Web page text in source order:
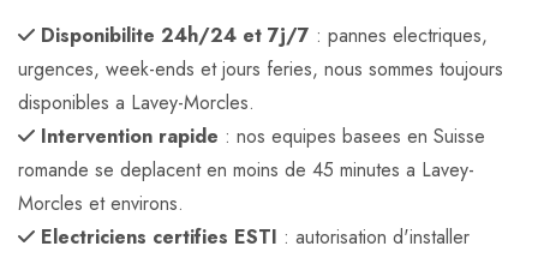
Disponibilite 24h/24 et 7j/7 : pannes electriques,
urgences, week-ends et jours feries, nous sommes toujours
disponibles a Lavey-Morcles.
Intervention rapide : nos equipes basees en Suisse
romande se deplacent en moins de 45 minutes a Lavey-
Morcles et environs.
Electriciens certifies ESTI : autorisation d'installer